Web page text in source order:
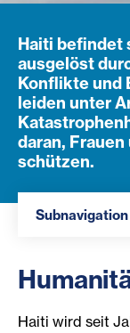
Haiti befindet
ausgelöst
Konflikte und
leiden unter
daran,
schützen.
Subnavigation
Haiti wird seit